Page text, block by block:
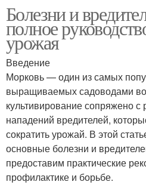
Болезни и
полное
урожая
Введение
Морковь — один из самых
выращиваемых садоводами
культивирование сопряжено с
нападений вредителей,
сократить урожай. В этой
основные болезни и
предоставим практические
профилактике и борьбе.